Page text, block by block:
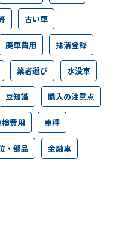
古い車
廃車費用 抹消登録
業者選び 水没車
豆知識 購入の注意点
検費用 車種
・部品 金融車